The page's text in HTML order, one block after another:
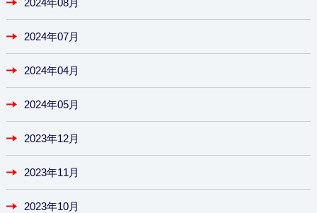
2024年08月
2024年07月
2024年04月
2024年05月
2023年12月
2023年11月
2023年10月